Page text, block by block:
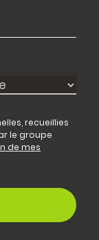
recueillies
le groupe
de mes